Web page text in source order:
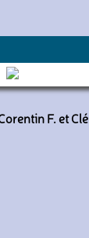
F. et